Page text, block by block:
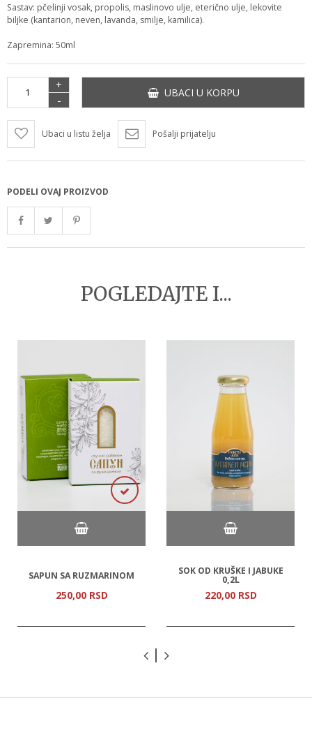
Sastav: pčelinji vosak, propolis, maslinovo ulje, eterično ulje, lekovite
biljke (kantarion, neven, lavanda, smilje, kamilica).
Zapremina: 50ml
+
-
UBACI U KORPU
Ubaci u listu želja Pošalji prijatelju
PODELI OVAJ PROIZVOD
POGLEDAJTE I...
SAPUN SA RUZMARINOM
250,00 RSD
SOK OD KRUŠKE I JABUKE
0,2L
220,00 RSD